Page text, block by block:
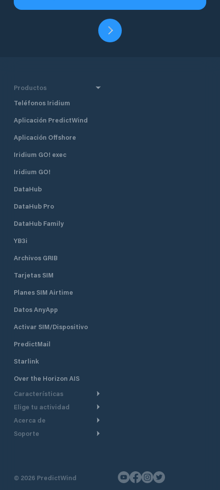
Productos
Teléfonos Iridium
Aplicación PredictWind
Aplicación Offshore
Iridium GO! exec
Iridium GO!
DataHub
DataHub Pro
DataHub Family
YB3i
Archivos GRIB
Tarjetas SIM
Planes SIM Airtime
Datos AnyApp
Activar SIM/Dispositivo
PredictMail
Starlink
Over the Horizon AIS
Características
Ruta Meteorológica
Seguimiento GPS
Elige tu actividad
Crucero
Navegación a motor
Acerca de
De un vistazo
Soporte
Contáctenos
© 2026 PredictWind